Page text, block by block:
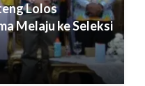
Lolos
Melaju ke Seleksi